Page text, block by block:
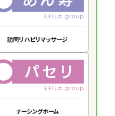
訪問リハビリマッサージ
ナーシングホーム